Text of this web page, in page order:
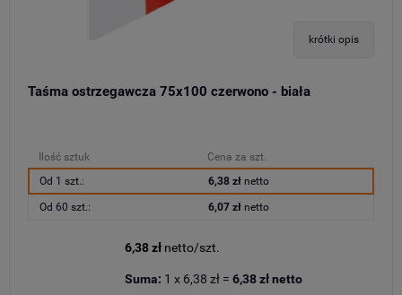
krótki opis
Taśma ostrzegawcza 75x100 czerwono - biała
Ilość sztuk
Cena za szt.
Od 1 szt.:
6,38 złnetto
Od 60 szt.: 6,07 złnetto
6,38 zł netto/szt.
Suma: 1 x 6,38 zł = 6,38 złnetto